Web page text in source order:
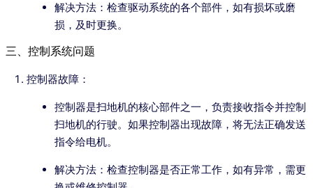
解决方法：检查驱动系统的各个部件，如有损坏或磨
损，及时更换。
三、控制系统问题
控制器故障：
控制器是扫地机的核心部件之一，负责接收指令并控制
扫地机的行驶。如果控制器出现故障，将无法正确发送
指令给电机。
解决方法：检查控制器是否正常工作，如有异常，需更